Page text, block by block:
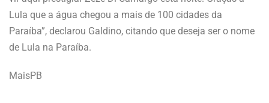
Lula que a água chegou a mais de 100 cidades da
Paraíba”, declarou Galdino, citando que deseja ser o nome
de Lula na Paraíba.
MaisPB